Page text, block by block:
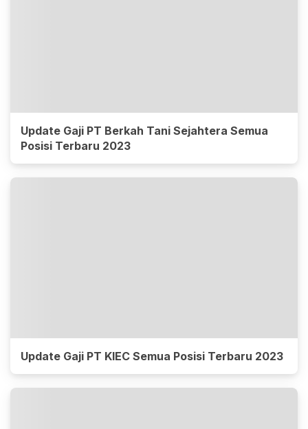
Update Gaji PT Berkah Tani Sejahtera Semua
Posisi Terbaru 2023
Update Gaji PT KIEC Semua Posisi Terbaru 2023